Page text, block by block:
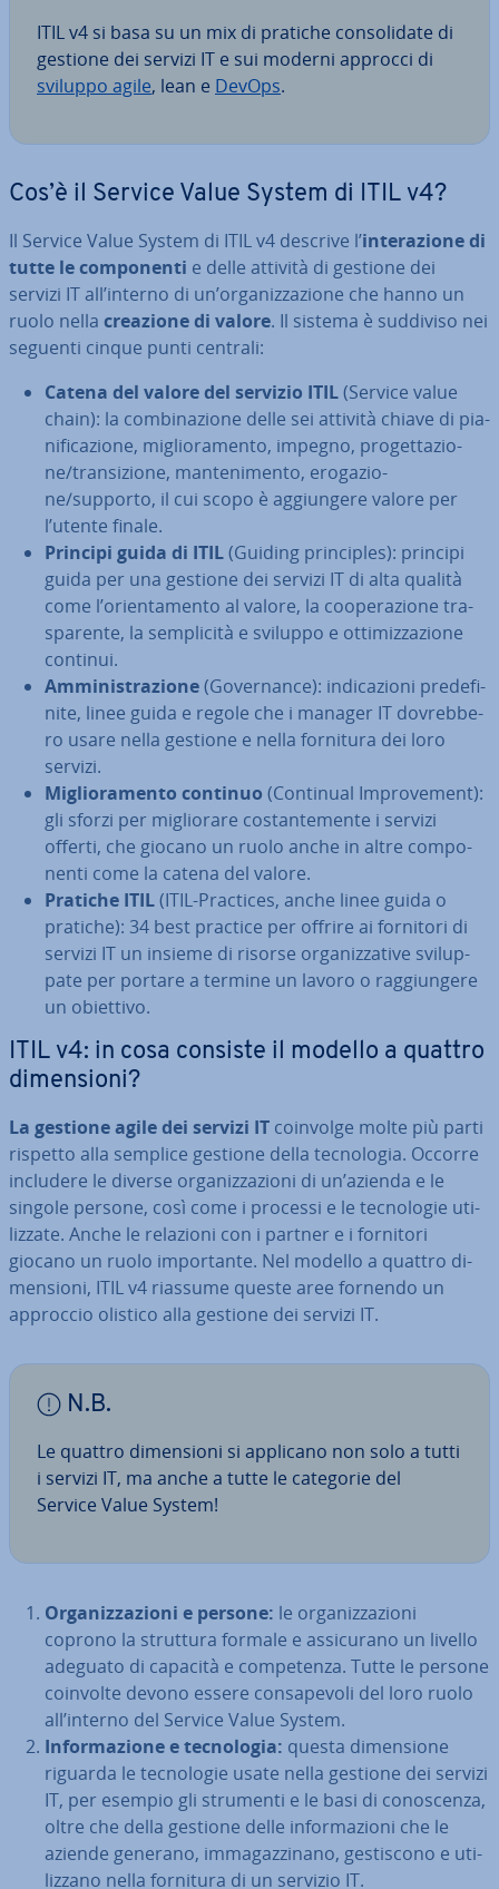
ITIL v4 si basa su un mix di pratiche con­so­li­da­te di
gestione dei servizi IT e sui moderni approcci di
sviluppo agile, lean e DevOps.
Cos’è il Service Value System di ITIL v4?
Il Service Value System di ITIL v4 descrive l’in­te­ra­zio­ne di
tutte le com­po­nen­ti e delle attività di gestione dei
servizi IT all’interno di un’or­ga­niz­za­zio­ne che hanno un
ruolo nella creazione di valore. Il sistema è suddiviso nei
seguenti cinque punti centrali:
Catena del valore del servizio ITIL(Service value
chain): la com­bi­na­zio­ne delle sei attività chiave di pia­
ni­fi­ca­zio­ne, mi­glio­ra­men­to, impegno, pro­get­ta­zio­
ne/tran­si­zio­ne, man­te­ni­men­to, ero­ga­zio­
ne/supporto, il cui scopo è ag­giun­ge­re valore per
l’utente finale.
Principi guida di ITIL(Guiding prin­ci­ples): principi
guida per una gestione dei servizi IT di alta qualità
come l’orien­ta­men­to al valore, la coo­pe­ra­zio­ne tra­
spa­ren­te, la sem­pli­ci­tà e sviluppo e ot­ti­miz­za­zio­ne
continui.
Am­mi­ni­stra­zio­ne(Go­ver­nan­ce): in­di­ca­zio­ni pre­de­fi­
ni­te, linee guida e regole che i manager IT do­vreb­be­
ro usare nella gestione e nella fornitura dei loro
servizi.
Mi­glio­ra­men­to continuo (Continual Im­pro­ve­ment):
gli sforzi per mi­glio­ra­re co­stan­te­men­te i servizi
offerti, che giocano un ruolo anche in altre com­po­
nen­ti come la catena del valore.
Pratiche ITIL(ITIL-Practices, anche linee guida o
pratiche): 34 best practice per offrire ai fornitori di
servizi IT un insieme di risorse or­ga­niz­za­ti­ve svi­lup­
pa­te per portare a termine un lavoro o rag­giun­ge­re
un obiettivo.
ITIL v4: in cosa consiste il modello a quattro
di­men­sio­ni?
La gestione agile dei servizi IT coinvolge molte più parti
rispetto alla semplice gestione della tec­no­lo­gia. Occorre
includere le diverse or­ga­niz­za­zio­ni di un’azienda e le
singole persone, così come i processi e le tec­no­lo­gie uti­
liz­za­te. Anche le relazioni con i partner e i fornitori
giocano un ruolo im­por­tan­te. Nel modello a quattro di­
men­sio­ni, ITIL v4 riassume queste aree fornendo un
approccio olistico alla gestione dei servizi IT.
N.B.
Le quattro di­men­sio­ni si applicano non solo a tutti
i servizi IT, ma anche a tutte le categorie del
Service Value System!
Or­ga­niz­za­zio­ni e persone: le or­ga­niz­za­zio­ni
coprono la struttura formale e as­si­cu­ra­no un livello
adeguato di capacità e com­pe­ten­za. Tutte le persone
coinvolte devono essere con­sa­pe­vo­li del loro ruolo
all’interno del Service Value System.
In­for­ma­zio­ne e tec­no­lo­gia: questa di­men­sio­ne
riguarda le tec­no­lo­gie usate nella gestione dei servizi
IT, per esempio gli strumenti e le basi di co­no­scen­za,
oltre che della gestione delle in­for­ma­zio­ni che le
aziende generano, im­ma­gaz­zi­na­no, ge­sti­sco­no e uti­
liz­za­no nella fornitura di un servizio IT.